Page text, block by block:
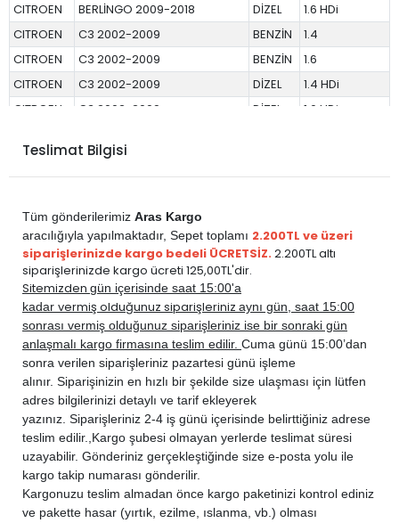
CITROEN
BERLİNGO 2009-2018 DİZEL
1.6 HDi
CITROEN
C3 2002-2009 BENZİN
1.4
CITROEN
C3 2002-2009 BENZİN
1.6
CITROEN
C3 2002-2009 DİZEL
1.4 HDi
CITROEN
C3 2002-2009 DİZEL
1.6 HDi
CITROEN
C3 2009-2015
CITROEN
C3 2009-2015
CITROEN
C3 2009-2015 BENZİN
1.6 VTi
CITROEN
C3 2009-2015 DİZEL
1.4 E-HDi
CITROEN
C3 2009-2015
CITROEN
C3 2009-2015 DİZEL
1.6 HDi
CITROEN
C3 PİCASSO 2009-2014 BENZİN
1.4
CITROEN
C3 PİCASSO 2009-2014 DİZEL
CITROEN
C3 PİCASSO 2009-2014 DİZEL
1.6 HDi
CITROEN
C4 2005-2010 BENZİN
CITROEN
C4 2005-2010 BENZİN
1.6
CITROEN
C4 2005-2010 BENZİN
2.0
CITROEN
C4 2005-2010
CITROEN
C4 2005-2010 DİZEL
2.0
Teslimat Bilgisi
Tüm gönderilerimiz Aras Kargo
aracılığıyla yapılmaktadır, Sepet toplamı 2.200TL ve üzeri
siparişlerinizde kargo bedeli ÜCRETSİZ.2.200TL altı
siparişlerinizde kargo ücreti 125,00TL'dir.
Sitemizden gün içerisinde saat 15:00'a
kadar vermiş olduğunuz siparişleriniz aynı gün, saat 15:00
sonrası vermiş olduğunuz siparişleriniz ise bir sonraki gün
anlaşmalı kargo firmasına teslim edilir. Cuma günü 15:00’dan
sonra verilen siparişleriniz pazartesi günü işleme
alınır. Siparişinizin en hızlı bir şekilde size ulaşması için lütfen
adres bilgilerinizi detaylı ve tarif ekleyerek
yazınız. Siparişleriniz 2-4 iş günü içerisinde belirttiğiniz adrese
teslim edilir., Kargo şubesi olmayan yerlerde teslimat süresi
uzayabilir. Gönderiniz gerçekleştiğinde size e-posta yolu ile
kargo takip numarası gönderilir.
Kargonuzu teslim almadan önce kargo paketinizi kontrol ediniz
ve pakette hasar (yırtık, ezilme, ıslanma, vb.) olması